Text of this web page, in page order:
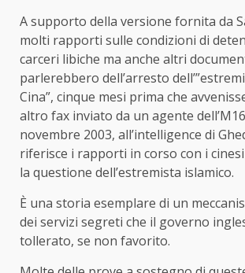
A supporto della versione fornita da
molti rapporti sulle condizioni di
carceri libiche ma anche altri
parlerebbero dell’arresto
Cina”, cinque mesi prima che
altro fax inviato da un agente
novembre 2003, all’intelligence di
riferisce i rapporti in corso con i
la questione dell’estremista islamico.
È una storia esemplare di un
dei servizi segreti che il governo
tollerato, se non favorito.